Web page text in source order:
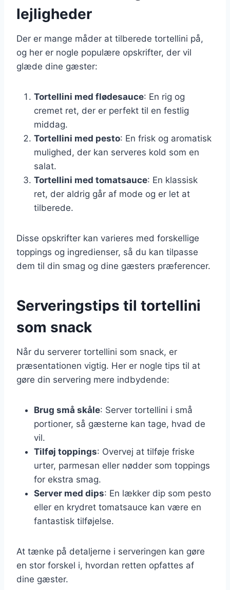
lejligheder
Der er mange måder at tilberede tortellini på,
og her er nogle populære opskrifter, der vil
glæde dine gæster:
Tortellini med flødesauce: En rig og
cremet ret, der er perfekt til en festlig
middag.
Tortellini med pesto: En frisk og aromatisk
mulighed, der kan serveres kold som en
salat.
Tortellini med tomatsauce: En klassisk
ret, der aldrig går af mode og er let at
tilberede.
Disse opskrifter kan varieres med forskellige
toppings og ingredienser, så du kan tilpasse
dem til din smag og dine gæsters præferencer.
Serveringstips til tortellini
som snack
Når du serverer tortellini som snack, er
præsentationen vigtig. Her er nogle tips til at
gøre din servering mere indbydende:
Brug små skåle: Server tortellini i små
portioner, så gæsterne kan tage, hvad de
vil.
Tilføj toppings: Overvej at tilføje friske
urter, parmesan eller nødder som toppings
for ekstra smag.
Server med dips: En lækker dip som pesto
eller en krydret tomatsauce kan være en
fantastisk tilføjelse.
At tænke på detaljerne i serveringen kan gøre
en stor forskel i, hvordan retten opfattes af
dine gæster.